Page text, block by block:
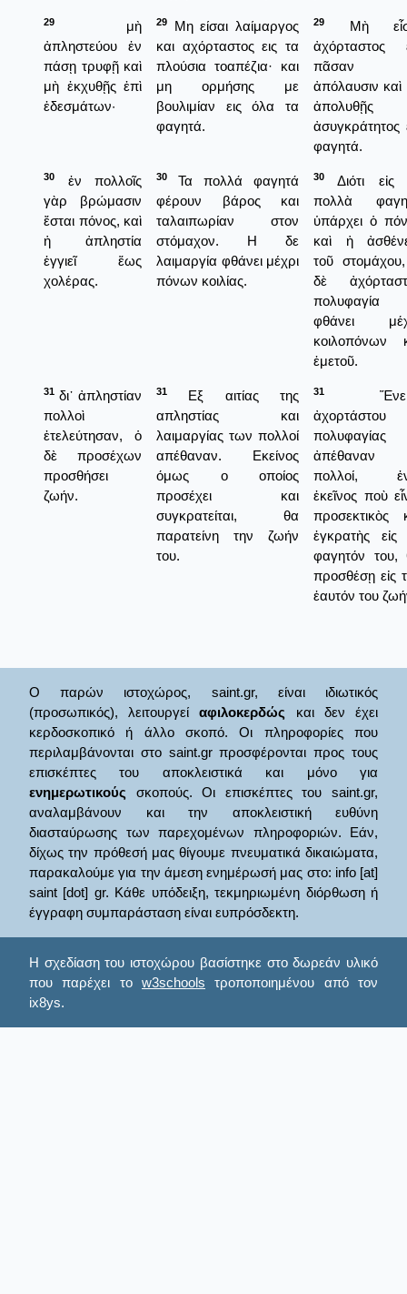
29
μὴ
ἀπληστεύου ἐν
πάσῃ τρυφῇ καὶ
μὴ ἐκχυθῇς ἐπὶ
ἐδεσμάτων·
29
Μη είσαι λαίμαργος
και αχόρταστος εις τα
πλούσια τοαπέζια· και
μη ορμήσης με
βουλιμίαν εις όλα τα
φαγητά.
29
Μὴ
ἀχόρταστος
πᾶσαν
ἀπόλαυσιν καὶ
ἀπολυθῇς
ἀσυγκράτητος
φαγητά.
30
ἐν πολλοῖς
γὰρ βρώμασιν
ἔσται πόνος, καὶ
ἡ ἀπληστία
ἐγγιεῖ ἕως
χολέρας.
30
Τα πολλά φαγητά
φέρουν βάρος και
ταλαιπωρίαν στον
στόμαχον. Η δε
λαιμαργία φθάνει μέχρι
πόνων κοιλίας.
30
Διότι εἰς
πολλὰ
ὑπάρχει ὁ
καὶ ἡ
τοῦ
δὲ
πολυφαγία
φθάνει
κοιλοπόνων
ἐμετοῦ.
31 δι᾿ ἀπληστίαν
πολλοὶ
ἐτελεύτησαν, ὁ
δὲ προσέχων
προσθήσει
ζωήν.
31
Εξ αιτίας της
απληστίας και
λαιμαργίας των πολλοί
απέθαναν. Εκείνος
όμως ο οποίος
προσέχει και
συγκρατείται, θα
παρατείνη την ζωήν
του.
31
ἀχορτάστου
πολυφαγίας
ἀπέθαναν
πολλοί,
ἐκεῖνος ποὺ
προσεκτικὸς
ἐγκρατὴς εἰς
φαγητόν του,
προσθέσῃ εἰς
ἑαυτόν του
Ο παρών ιστοχώρος, saint.gr, είναι ιδιωτικός
(προσωπικός), λειτουργείαφιλοκερδώς και δεν έχει
κερδοσκοπικό ή άλλο σκοπό. Οι πληροφορίες που
περιλαμβάνονται στο saint.gr προσφέρονται προς τους
επισκέπτες του αποκλειστικά και μόνο για
ενημερωτικούς σκοπούς. Οι επισκέπτες του saint.gr,
αναλαμβάνουν και την αποκλειστική ευθύνη
διασταύρωσης των παρεχομένων πληροφοριών. Εάν,
δίχως την πρόθεσή μας θίγουμε πνευματικά δικαιώματα,
παρακαλούμε για την άμεση ενημέρωσή μας στο: info [at]
saint [dot] gr. Κάθε υπόδειξη, τεκμηριωμένη διόρθωση ή
έγγραφη συμπαράσταση είναι ευπρόσδεκτη.
Η σχεδίαση του ιστοχώρου βασίστηκε στο δωρεάν υλικό
που παρέχει το w3schools τροποποιημένου από τον
ix8ys.